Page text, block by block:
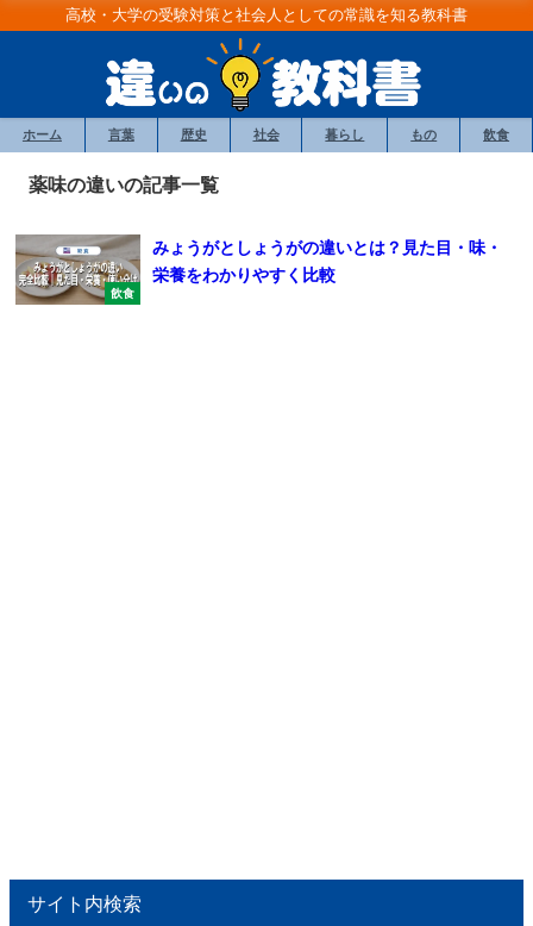
高校・大学の受験対策と社会人としての常識を知る教科書
ホーム 言葉 歴史 社会 暮らし もの 飲食
薬味の違いの記事一覧
飲食
みょうがとしょうがの違いとは？見た目・味・
栄養をわかりやすく比較
サイト内検索